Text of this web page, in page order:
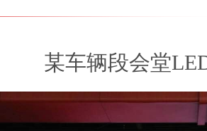
某车辆段会堂